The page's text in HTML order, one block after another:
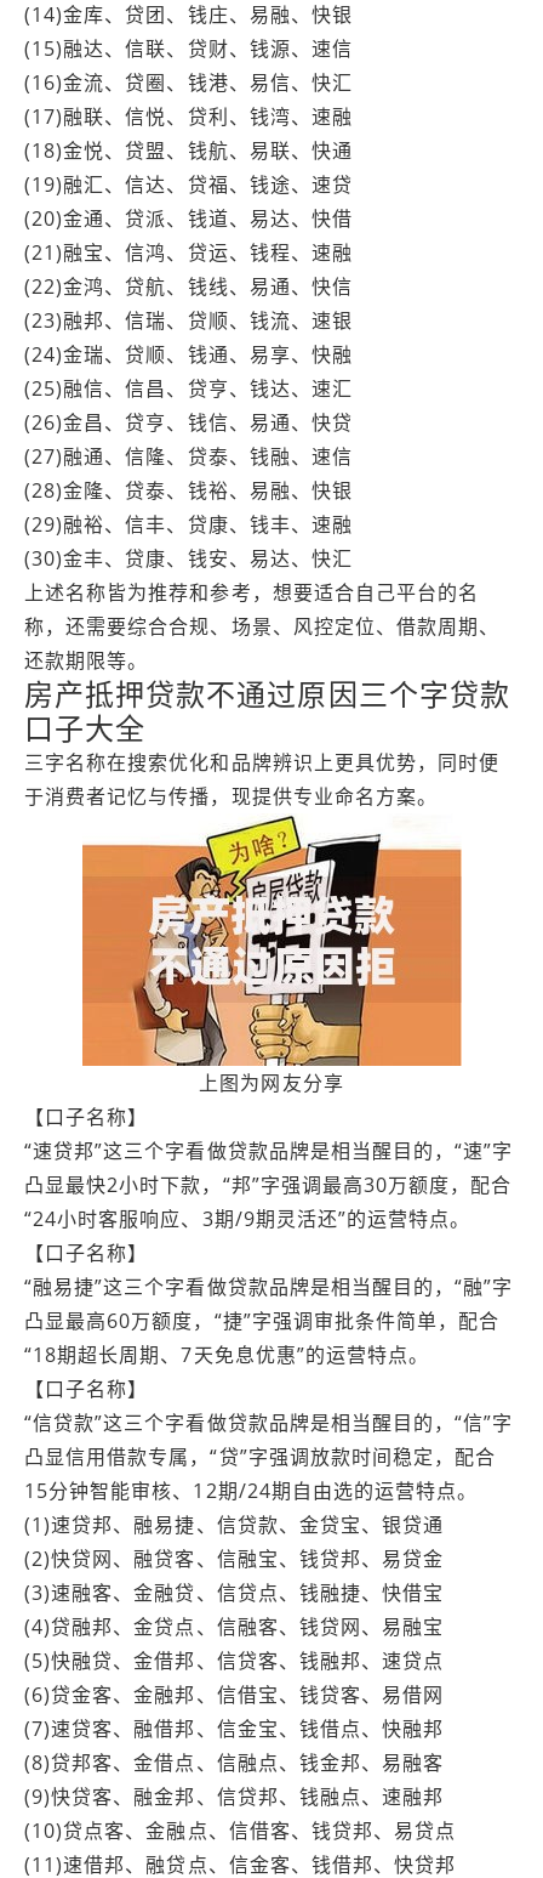
(14)金库、贷团、钱庄、易融、快银
(15)融达、信联、贷财、钱源、速信
(16)金流、贷圈、钱港、易信、快汇
(17)融联、信悦、贷利、钱湾、速融
(18)金悦、贷盟、钱航、易联、快通
(19)融汇、信达、贷福、钱途、速贷
(20)金通、贷派、钱道、易达、快借
(21)融宝、信鸿、贷运、钱程、速融
(22)金鸿、贷航、钱线、易通、快信
(23)融邦、信瑞、贷顺、钱流、速银
(24)金瑞、贷顺、钱通、易享、快融
(25)融信、信昌、贷亨、钱达、速汇
(26)金昌、贷亨、钱信、易通、快贷
(27)融通、信隆、贷泰、钱融、速信
(28)金隆、贷泰、钱裕、易融、快银
(29)融裕、信丰、贷康、钱丰、速融
(30)金丰、贷康、钱安、易达、快汇
上述名称皆为推荐和参考，想要适合自己平台的名
称，还需要综合合规、场景、风控定位、借款周期、
还款期限等。
房产抵押贷款不通过原因三个字贷款
口子大全
三字名称在搜索优化和品牌辨识上更具优势，同时便
于消费者记忆与传播，现提供专业命名方案。
上图为网友分享
【口子名称】
“速贷邦”这三个字看做贷款品牌是相当醒目的，“速”字
凸显最快2小时下款，“邦”字强调最高30万额度，配合
“24小时客服响应、3期/9期灵活还”的运营特点。
【口子名称】
“融易捷”这三个字看做贷款品牌是相当醒目的，“融”字
凸显最高60万额度，“捷”字强调审批条件简单，配合
“18期超长周期、7天免息优惠”的运营特点。
【口子名称】
“信贷款”这三个字看做贷款品牌是相当醒目的，“信”字
凸显信用借款专属，“贷”字强调放款时间稳定，配合
15分钟智能审核、12期/24期自由选的运营特点。
(1)速贷邦、融易捷、信贷款、金贷宝、银贷通
(2)快贷网、融贷客、信融宝、钱贷邦、易贷金
(3)速融客、金融贷、信贷点、钱融捷、快借宝
(4)贷融邦、金贷点、信融客、钱贷网、易融宝
(5)快融贷、金借邦、信贷客、钱融邦、速贷点
(6)贷金客、金融邦、信借宝、钱贷客、易借网
(7)速贷客、融借邦、信金宝、钱借点、快融邦
(8)贷邦客、金借点、信融点、钱金邦、易融客
(9)快贷客、融金邦、信贷邦、钱融点、速融邦
(10)贷点客、金融点、信借客、钱贷邦、易贷点
(11)速借邦、融贷点、信金客、钱借邦、快贷邦